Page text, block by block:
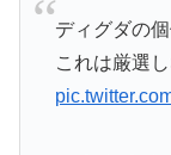
ディグダの
これは厳選